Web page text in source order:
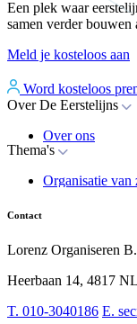
Een plek waar
samen verder bouwen
Meld je kosteloos aan
Word kosteloos
Over De Eerstelijns
Over ons
Nieuws
Whitepapers
Over BiancAI
Thema's
Organisatie van
Digitalisering
Leiderschap &
Sociaal domein
Contact
Lorenz Organiseren
Heerbaan 14, 4817
T. 010-3040186 E.